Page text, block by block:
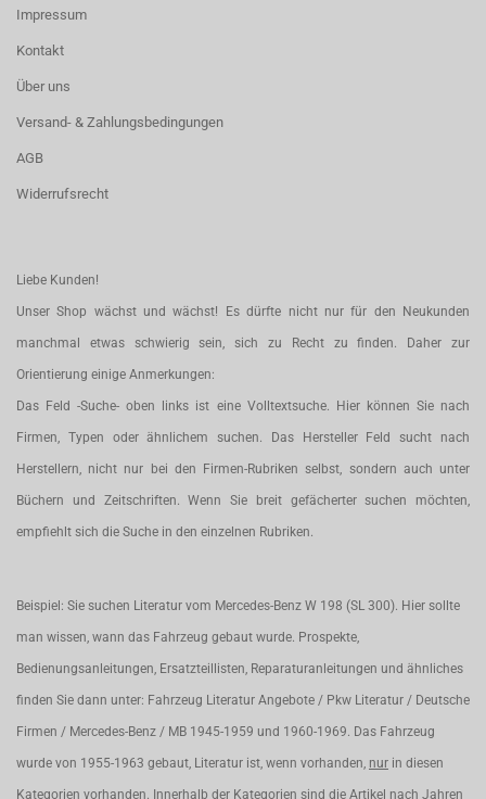
Impressum
Kontakt
Über uns
Versand- & Zahlungsbedingungen
AGB
Widerrufsrecht
Liebe Kunden!
Unser Shop wächst und wächst! Es dürfte nicht nur für den Neukunden
manchmal etwas schwierig sein, sich zu Recht zu finden. Daher zur
Orientierung einige Anmerkungen:
Das Feld -Suche- oben links ist eine Volltextsuche. Hier können Sie nach
Firmen, Typen oder ähnlichem suchen. Das Hersteller Feld sucht nach
Herstellern, nicht nur bei den Firmen-Rubriken selbst, sondern auch unter
Büchern und Zeitschriften. Wenn Sie breit gefächerter suchen möchten,
empfiehlt sich die Suche in den einzelnen Rubriken.
Beispiel: Sie suchen Literatur vom Mercedes-Benz W 198 (SL 300). Hier sollte
man wissen, wann das Fahrzeug gebaut wurde. Prospekte,
Bedienungsanleitungen, Ersatzteillisten, Reparaturanleitungen und ähnliches
finden Sie dann unter: Fahrzeug Literatur Angebote / Pkw Literatur / Deutsche
Firmen / Mercedes-Benz / MB 1945-1959 und 1960-1969. Das Fahrzeug
wurde von 1955-1963 gebaut, Literatur ist, wenn vorhanden, nur in diesen
Kategorien vorhanden. Innerhalb der Kategorien sind die Artikel nach Jahren